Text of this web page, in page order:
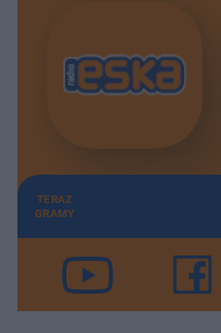
TERAZ
GRAMY